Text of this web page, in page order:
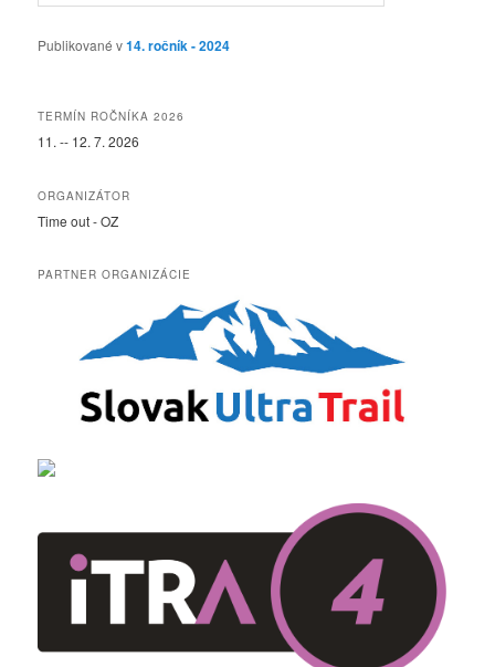
Publikované v14. ročník - 2024
TERMÍN ROČNÍKA 2026
11. -- 12. 7. 2026
ORGANIZÁTOR
Time out - OZ
PARTNER ORGANIZÁCIE